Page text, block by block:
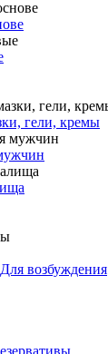
гели, кремы
Для возбуждения